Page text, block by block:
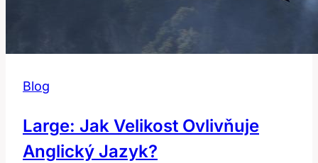
Blog
Large: Jak Velikost Ovlivňuje
Anglický Jazyk?